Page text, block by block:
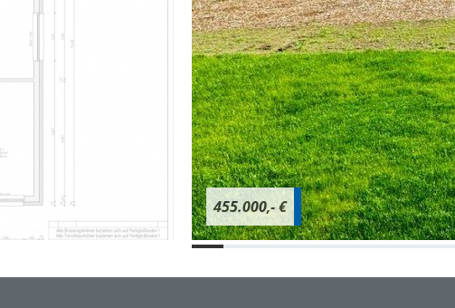
455.000,- €